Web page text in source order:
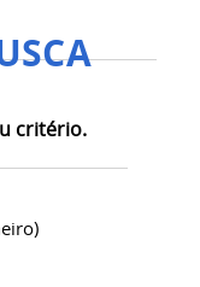
critério.